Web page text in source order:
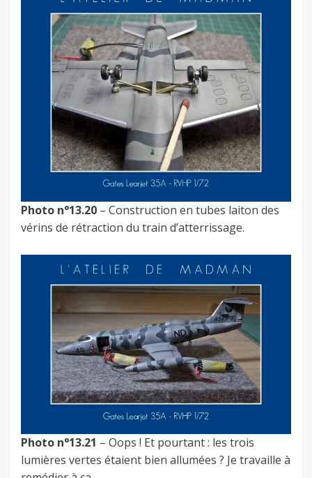
Photo n°13.20 – Construction en tubes laiton des
vérins de rétraction du train d’atterrissage.
Photo n°13.21 – Oops ! Et pourtant : les trois
lumières vertes étaient bien allumées ? Je travaille à